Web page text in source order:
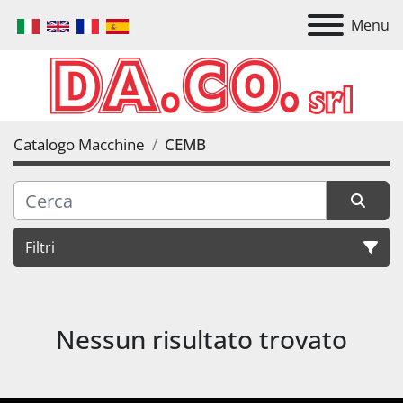
Menu
Catalogo Macchine CEMB
Filtri
Ordina per
Nessun risultato trovato